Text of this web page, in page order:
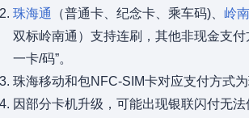
珠海通
（普通卡、纪念卡、乘车码)、 岭
双标岭南通）支持连刷，其他非现金支付
一卡/码”。
珠海移动和包NFC-SIM卡对应支付方式为
因部分卡机升级，可能出现银联闪付无